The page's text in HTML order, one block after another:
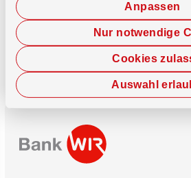
Cookies
Anpassen
Auswahl
Nur notwendige
Jetzt chatten